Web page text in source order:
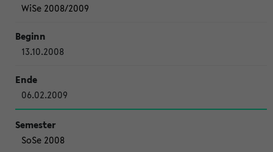
WiSe 2008/2009
13.10.2008
06.02.2009
SoSe 2008